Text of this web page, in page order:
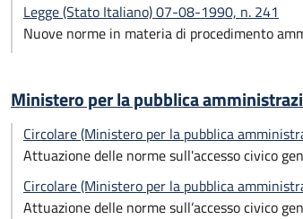
Legge (Stato Italiano) 07-08-1990, n. 241
Nuove norme in materia di procedimento
Ministero per la pubblica
Circolare (Ministero per la pubblica
Attuazione delle norme sull'accesso civico
Circolare (Ministero per la pubblica
Attuazione delle norme sull’accesso civico